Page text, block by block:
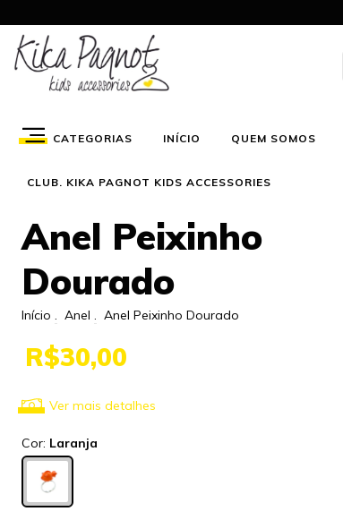
CATEGORIAS INÍCIO QUEM SOMOS
CLUB. KIKA PAGNOT KIDS ACCESSORIES
Anel Peixinho
Dourado
Início . Anel . Anel Peixinho Dourado
R$30,00
Ver mais detalhes
Cor: Laranja